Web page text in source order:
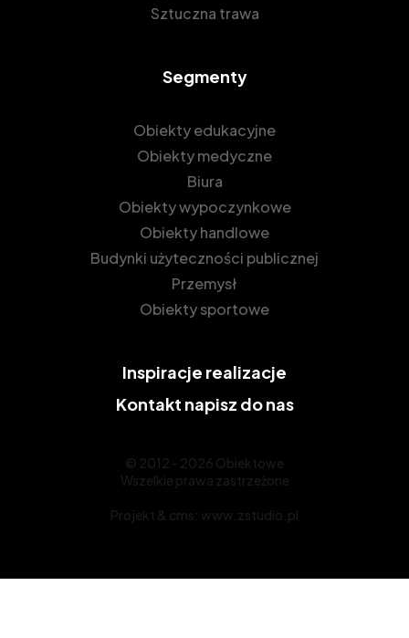
Sztuczna trawa
Segmenty
Obiekty edukacyjne
Obiekty medyczne
Biura
Obiekty wypoczynkowe
Obiekty handlowe
Budynki użyteczności publicznej
Przemysł
Obiekty sportowe
Inspiracje realizacje
Kontakt napisz do nas
© 2012 - 2026 Obiektowe
Wszelkie prawa zastrzeżone
Projekt & cms: www.zstudio.pl